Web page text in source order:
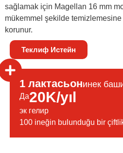
sağlamak için Magellan 16 mm
mükemmel şekilde
korunur.
Теклиф Истейн
1 лактасьонинек
Да20K/yıl
эк гелир
100 ineğin bulunduğu bir